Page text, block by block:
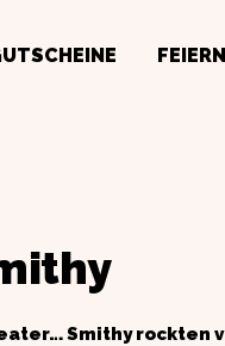
Smithy rockten